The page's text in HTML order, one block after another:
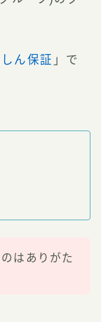
ん保証 」で
はありがた